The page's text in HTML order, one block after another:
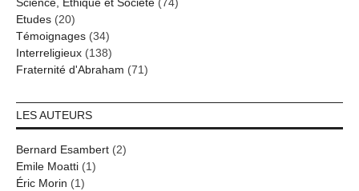
Etudes (20)
Témoignages (34)
Interreligieux (138)
Fraternité d'Abraham (71)
LES AUTEURS
Bernard Esambert (2)
Emile Moatti (1)
Éric Morin (1)